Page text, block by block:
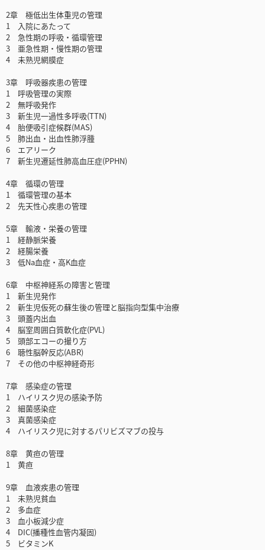
2章 極低出生体重児の管理
1 入院にあたって
2 急性期の呼吸・循環管理
3 亜急性期・慢性期の管理
4 未熟児網膜症
3章 呼吸器疾患の管理
1 呼吸管理の実際
2 無呼吸発作
3 新生児一過性多呼吸(TTN)
4 胎便吸引症候群(MAS)
5 肺出血・出血性肺浮腫
6 エアリーク
7 新生児遷延性肺高血圧症(PPHN)
4章 循環の管理
1 循環管理の基本
2 先天性心疾患の管理
5章 輸液・栄養の管理
1 経静脈栄養
2 経腸栄養
3 低Na血症・高K血症
6章 中枢神経系の障害と管理
1 新生児発作
2 新生児仮死の蘇生後の管理と脳指向型集中治療
3 頭蓋内出血
4 脳室周囲白質軟化症(PVL)
5 頭部エコーの撮り方
6 聴性脳幹反応(ABR)
7 その他の中枢神経奇形
7章 感染症の管理
1 ハイリスク児の感染予防
2 細菌感染症
3 真菌感染症
4 ハイリスク児に対するパリビズマブの投与
8章 黄疸の管理
1 黄疸
9章 血液疾患の管理
1 未熟児貧血
2 多血症
3 血小板減少症
4 DIC(播種性血管内凝固)
5 ビタミンK